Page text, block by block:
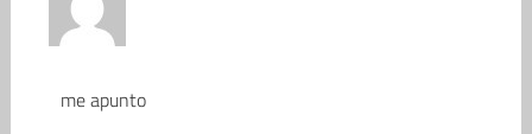
me apunto